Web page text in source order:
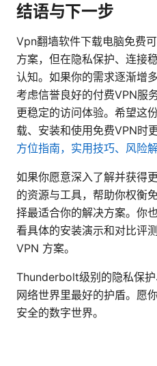
结语与下一步
Vpn翻墙软件下载电脑免费
方案，但在隐私保护、连接
认知。如果你的需求逐渐增
考虑信誉良好的付费VPN服
更稳定的访问体验。希望这
载、安装和使用免费VPN时
方位指南，实用技巧、风险
如果你愿意深入了解并获得
的资源与工具，帮助你权衡
择最适合你的解决方案。你
看具体的安装演示和对比评
VPN 方案。
Thunderbolt级别的隐私保
网络世界里最好的护盾。愿
安全的数字世界。